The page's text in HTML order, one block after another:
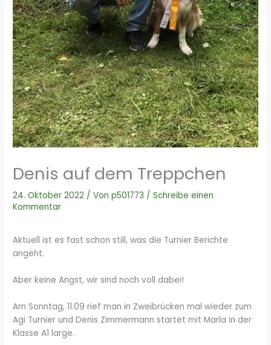
Denis auf dem Treppchen
24. Oktober 2022 / Vonp501773 /Schreibe einen
Kommentar
Aktuell ist es fast schon still, was die Turnier Berichte
angeht.
Aber keine Angst, wir sind noch voll dabei!
Am Sonntag, 11.09 rief man in Zweibrücken mal wieder zum
Agi Turnier und Denis Zimmermann startet mit Marla in der
Klasse A1 large.